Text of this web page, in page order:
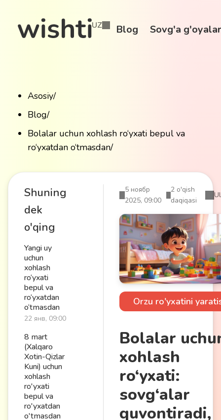
UZ Blog Sovg'a
Asosiy/
Blog/
Bolalar uchun xohlash ro‘yxati bepul va
ro‘yxatdan o‘tmasdan/
Shuning
dek
o'qing
Yangi uy
uchun
xohlash
ro‘yxati
bepul va
ro‘yxatdan
o‘tmasdan
22 янв, 09:00
8 mart
(Xalqaro
Xotin-Qizlar
Kuni) uchun
xohlash
ro'yxati
bepul va
ro'yxatdan
o'tmasdan
5 ноябр
2025, 09:00
2 o'qish
daqiqasi
Orzu ro'yxatini
Bolalar
xohlash
ro‘yxati:
sovg‘alar
quvontiradi,